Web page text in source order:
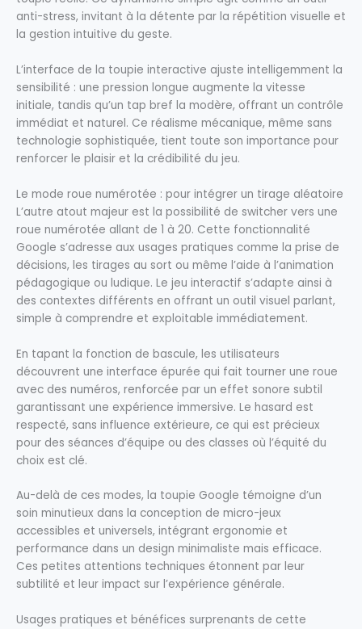
anti-stress, invitant à la détente par la répétition visuelle et
la gestion intuitive du geste.
L’interface de la toupie interactive ajuste intelligemment la
sensibilité : une pression longue augmente la vitesse
initiale, tandis qu’un tap bref la modère, offrant un contrôle
immédiat et naturel. Ce réalisme mécanique, même sans
technologie sophistiquée, tient toute son importance pour
renforcer le plaisir et la crédibilité du jeu.
Le mode roue numérotée : pour intégrer un tirage aléatoire
L’autre atout majeur est la possibilité de switcher vers une
roue numérotée allant de 1 à 20. Cette fonctionnalité
Google s’adresse aux usages pratiques comme la prise de
décisions, les tirages au sort ou même l’aide à l’animation
pédagogique ou ludique. Le jeu interactif s’adapte ainsi à
des contextes différents en offrant un outil visuel parlant,
simple à comprendre et exploitable immédiatement.
En tapant la fonction de bascule, les utilisateurs
découvrent une interface épurée qui fait tourner une roue
avec des numéros, renforcée par un effet sonore subtil
garantissant une expérience immersive. Le hasard est
respecté, sans influence extérieure, ce qui est précieux
pour des séances d’équipe ou des classes où l’équité du
choix est clé.
Au-delà de ces modes, la toupie Google témoigne d’un
soin minutieux dans la conception de micro-jeux
accessibles et universels, intégrant ergonomie et
performance dans un design minimaliste mais efficace.
Ces petites attentions techniques étonnent par leur
subtilité et leur impact sur l’expérience générale.
Usages pratiques et bénéfices surprenants de cette